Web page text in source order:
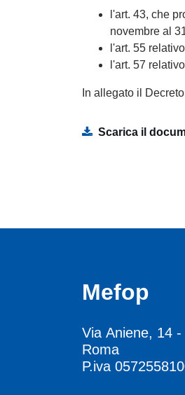
l'art. 43, che
novembre al
l'art. 55
l'art. 57
In allegato il
Scarica il
Mefop
Via Aniene, 14 -
Roma
P.iva